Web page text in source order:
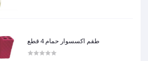
طقم اكسسوار حمام 4 قطع